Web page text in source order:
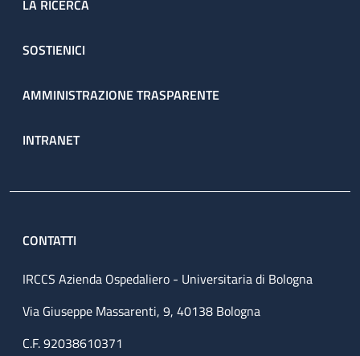
LA RICERCA
SOSTIENICI
AMMINISTRAZIONE TRASPARENTE
INTRANET
CONTATTI
IRCCS Azienda Ospedaliero - Universitaria di Bologna
Via Giuseppe Massarenti, 9, 40138 Bologna
C.F. 92038610371